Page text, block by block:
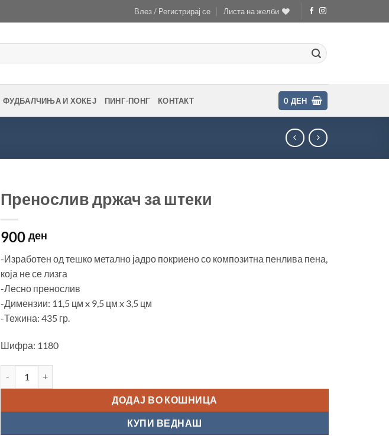
Влез / Регистрирај се Листа на желби
ФУДБАЛЧИЊА И ХОКЕЈ ПИНГ-ПОНГ КОНТАКТ 0 ДЕН
Пренослив држач за штеки
900 ден
-Изработен од тешко метално јадро покриено со композитна пенлива пена,
која не се лизга
-Лесно пренослив
-Димензии: 11,5 цм x 9,5 цм x 3,5 цм
-Тежина: 435 гр.
Шифра: 1180
ДОДАЈ ВО КОШНИЦА
КУПИ ВЕДНАШ